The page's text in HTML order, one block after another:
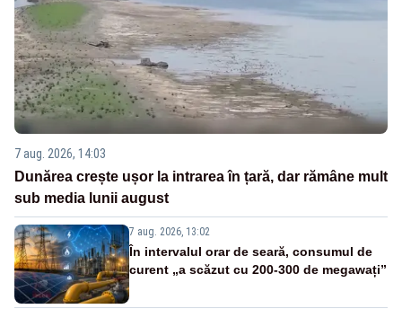
7 aug. 2026, 14:03
Dunărea crește ușor la intrarea în țară, dar rămâne mult
sub media lunii august
7 aug. 2026, 13:02
În intervalul orar de seară, consumul de
curent „a scăzut cu 200-300 de megawați”